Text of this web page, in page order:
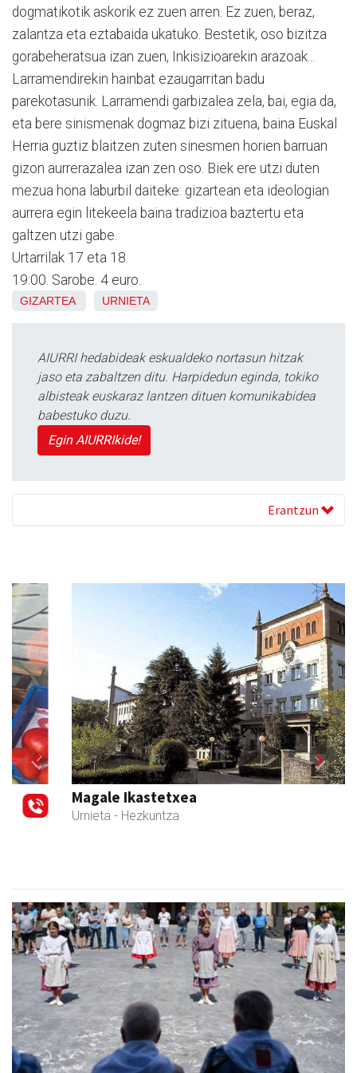
dogmatikotik askorik ez zuen arren. Ez zuen, beraz,
zalantza eta eztabaida ukatuko. Bestetik, oso bizitza
gorabeheratsua izan zuen, Inkisizioarekin arazoak...
Larramendirekin hainbat ezaugarritan badu
parekotasunik. Larramendi garbizalea zela, bai, egia da,
eta bere sinismenak dogmaz bizi zituena, baina Euskal
Herria guztiz blaitzen zuten sinesmen horien barruan
gizon aurrerazalea izan zen oso. Biek ere utzi duten
mezua hona laburbil daiteke: gizartean eta ideologian
aurrera egin litekeela baina tradizioa baztertu eta
galtzen utzi gabe.
Urtarrilak 17 eta 18.
19:00. Sarobe. 4 euro.
GIZARTEA URNIETA
AIURRI hedabideak eskualdeko nortasun hitzak
jaso eta zabaltzen ditu. Harpidedun eginda, tokiko
albisteak euskaraz lantzen dituen komunikabidea
babestuko duzu.
Egin AIURRIkide!
Erantzun
Magale Ikastetxea
Urnieta - Hezkuntza
Previous Next